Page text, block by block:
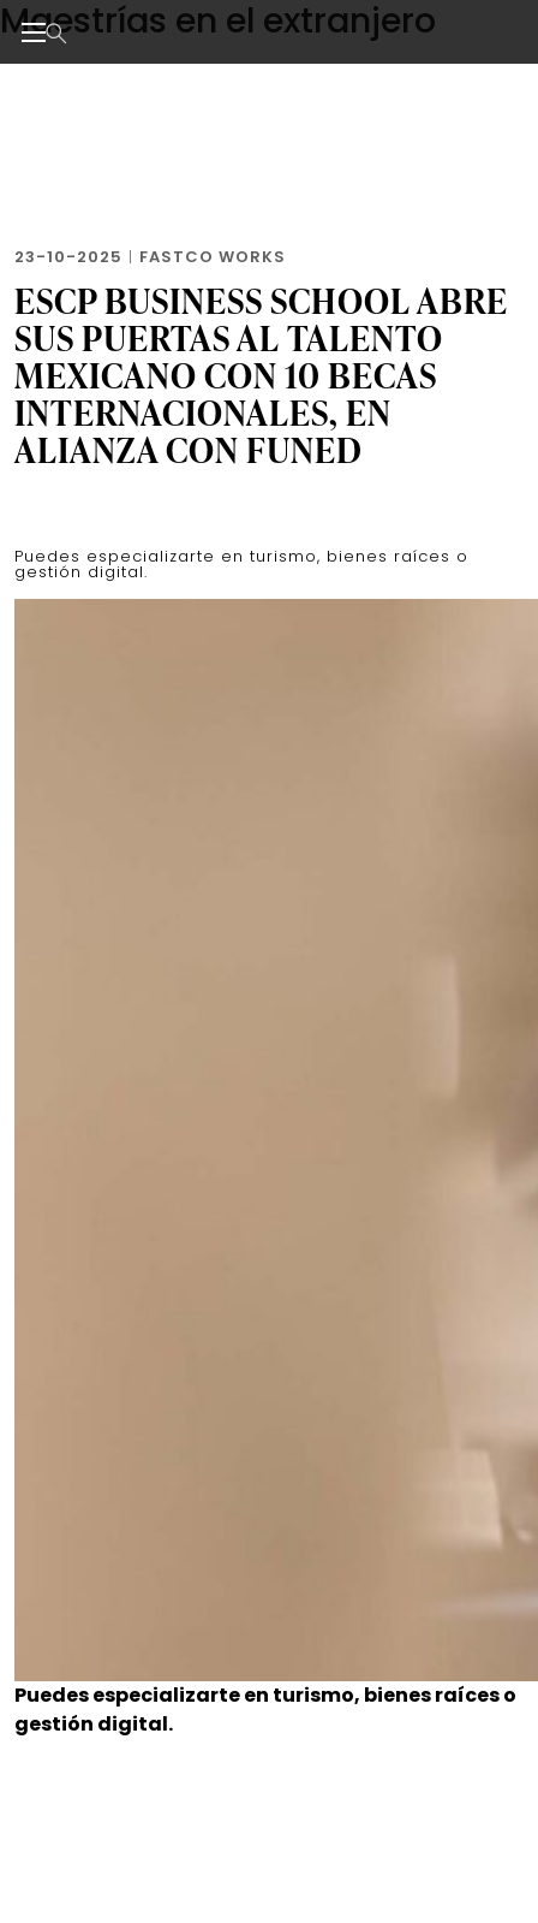
Skip
to
the
Maestrías en el extranjero
23-10-2025 | FASTCO WORKS
ESCP BUSINESS SCHOOL ABRE
SUS PUERTAS AL TALENTO
MEXICANO CON 10 BECAS
INTERNACIONALES, EN
ALIANZA CON FUNED
Puedes especializarte en turismo, bienes raíces o
gestión digital.
Puedes especializarte en turismo, bienes raíces o
gestión digital.